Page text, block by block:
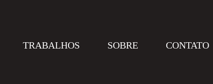
TRABALHOS SOBRE CONTATO